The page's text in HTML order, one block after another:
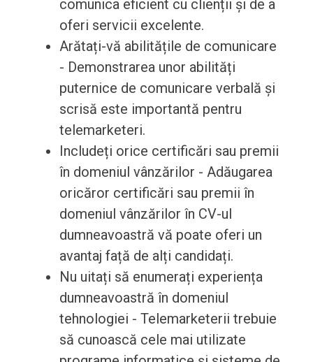
comunica eficient cu clienții și de a
oferi servicii excelente.
Arătați-vă abilitățile de comunicare
- Demonstrarea unor abilități
puternice de comunicare verbală și
scrisă este importantă pentru
telemarketeri.
Includeți orice certificări sau premii
în domeniul vânzărilor - Adăugarea
oricăror certificări sau premii în
domeniul vânzărilor în CV-ul
dumneavoastră vă poate oferi un
avantaj față de alți candidați.
Nu uitați să enumerați experiența
dumneavoastră în domeniul
tehnologiei - Telemarketerii trebuie
să cunoască cele mai utilizate